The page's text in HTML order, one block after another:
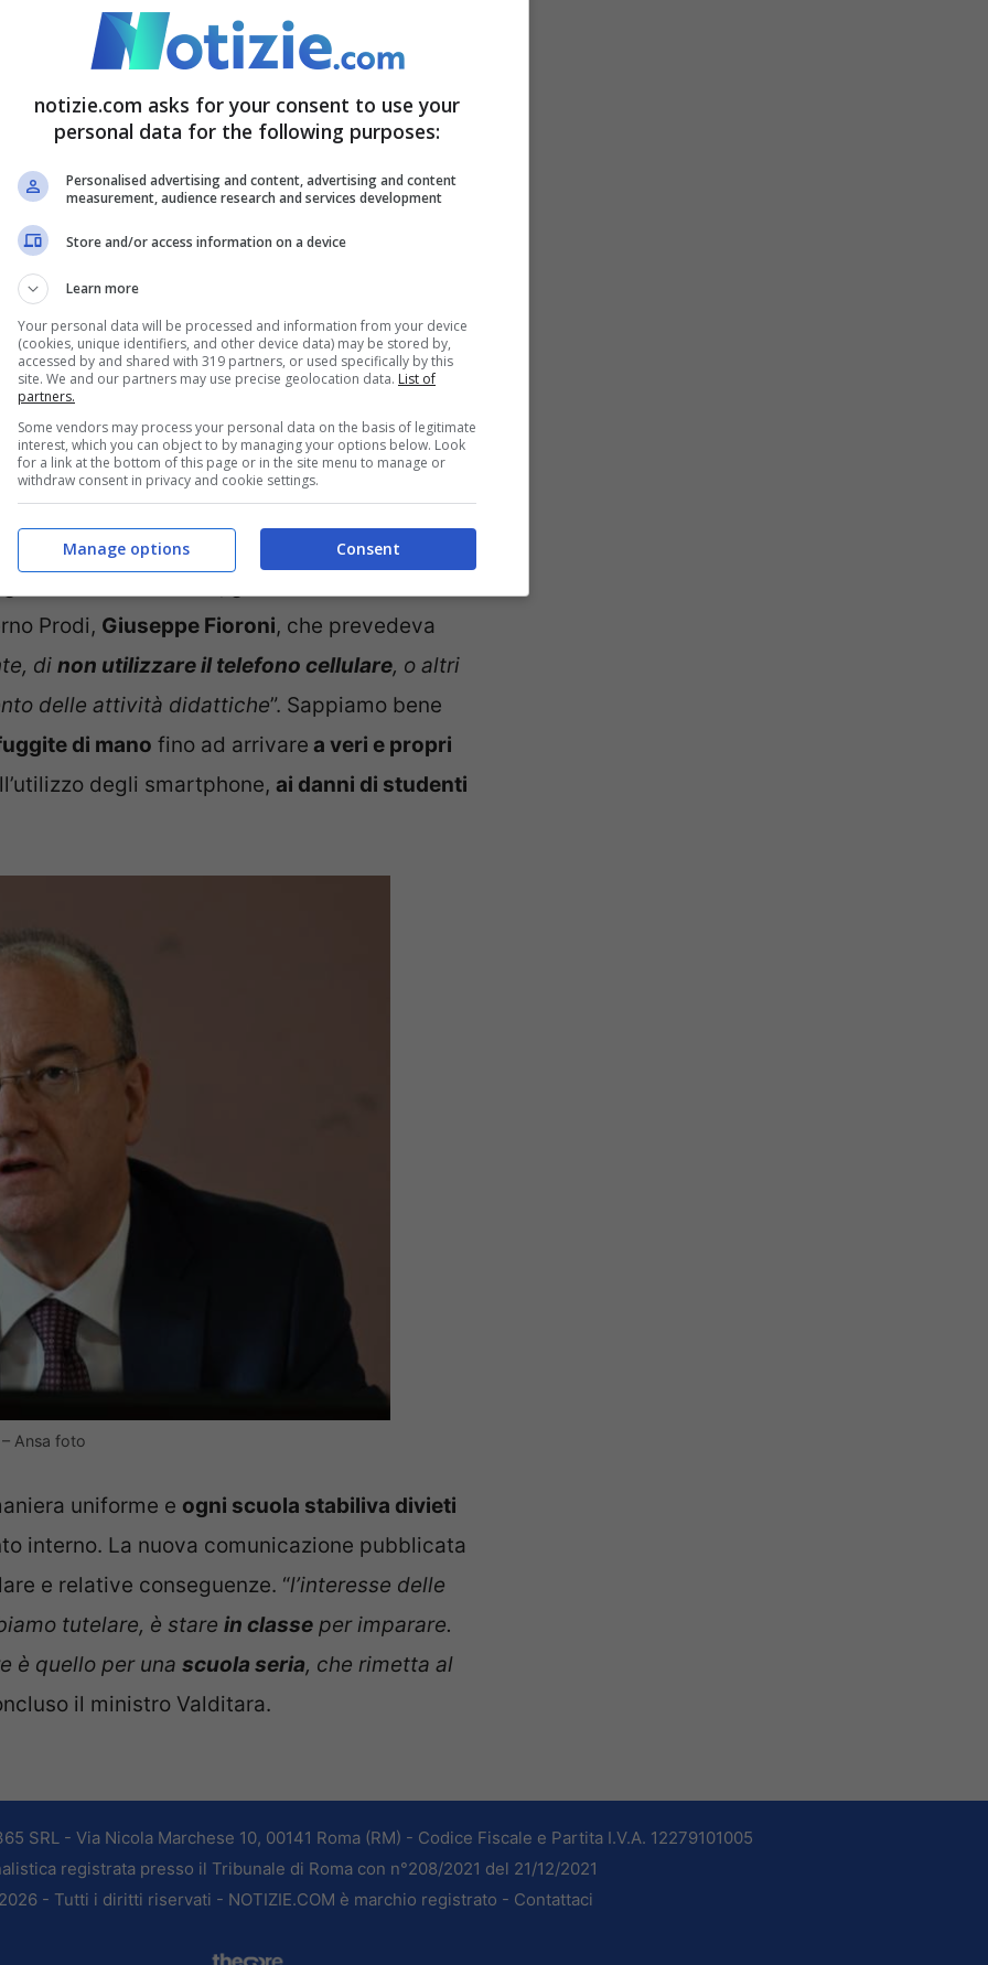
punto definitivo
durante le lezioni, “trattandosi di un
di una mancanza di rispetto verso i docenti
, questa la nota ufficiale diffusa alle scuolecon
e del MeritoGiuseppe Valditara
cellulari e di analoghi dispositivi
da tutte le parti in causa per un
e non del tutto regolamentato. Con la
disciplinari
con il professore di turno.
già in essere
esisteva dal
Prodi, Giuseppe Fioroni, che prevedeva
di non utilizzare il telefono cellulare, o altri
delle attività didattiche”. Sappiamo bene
di mano fino ad arrivare a veri e propri
degli smartphone, ai danni di studenti
Ansa foto
uniforme e ogni scuola stabiliva divieti
interno. La nuova comunicazione pubblicata
e relative conseguenze. “l’interesse delle
tutelare, è stare in classe per imparare.
è quello per una scuola seria, che rimetta al
il ministro Valditara.
SRL - Via Nicola Marchese 10, 00141 Roma (RM) - Codice Fiscale e Partita I.V.A. 12279101005
registrata presso il Tribunale di Roma con n°208/2021 del 21/12/2021
- Tutti i diritti riservati - NOTIZIE.COM è marchio registrato - Contattaci
notizie.com asks for your consent to use your
personal data for the following purposes:
Personalised advertising and content, advertising and content
measurement, audience research and services development
Store and/or access information on a device
Learn more
Your personal data will be processed and information from your device
(cookies, unique identifiers, and other device data) may be stored by,
accessed by and shared with 319 partners, or used specifically by this
site. We and our partners may use precise geolocation data. List of
partners.
Some vendors may process your personal data on the basis of legitimate
interest, which you can object to by managing your options below. Look
for a link at the bottom of this page or in the site menu to manage or
withdraw consent in privacy and cookie settings.
Consent
Manage options